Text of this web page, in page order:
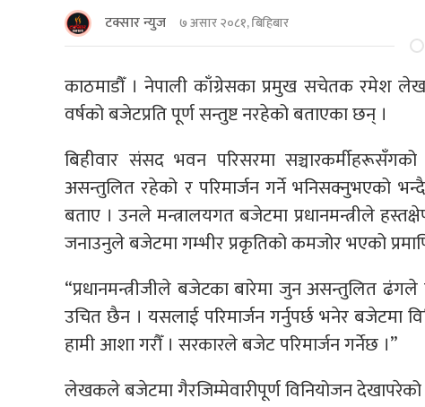
टक्सार न्युज ७ असार २०८१, बिहिबार
काठमाडौँ । नेपाली काँग्रेसका प्रमुख सचेतक रमेश
वर्षको बजेटप्रति पूर्ण सन्तुष्ट नरहेको बताएका छन् ।
बिहीवार संसद भवन परिसरमा
असन्तुलित रहेको र परिमार्जन गर्ने भनिसक्नुभएको
बताए । उनले मन्त्रालयगत बजेटमा प्रधानमन्त्रीले
जनाउनुले बजेटमा गम्भीर प्रकृतिको कमजोर भएको
“प्रधानमन्त्रीजीले बजेटका बारेमा जुन असन्तुलित
उचित छैन । यसलाई परिमार्जन गर्नुपर्छ भनेर बजेटमा
हामी आशा गरौँ । सरकारले बजेट परिमार्जन गर्नेछ ।”
लेखकले बजेटमा गैरजिम्मेवारीपूर्ण विनियोजन देखापरेको